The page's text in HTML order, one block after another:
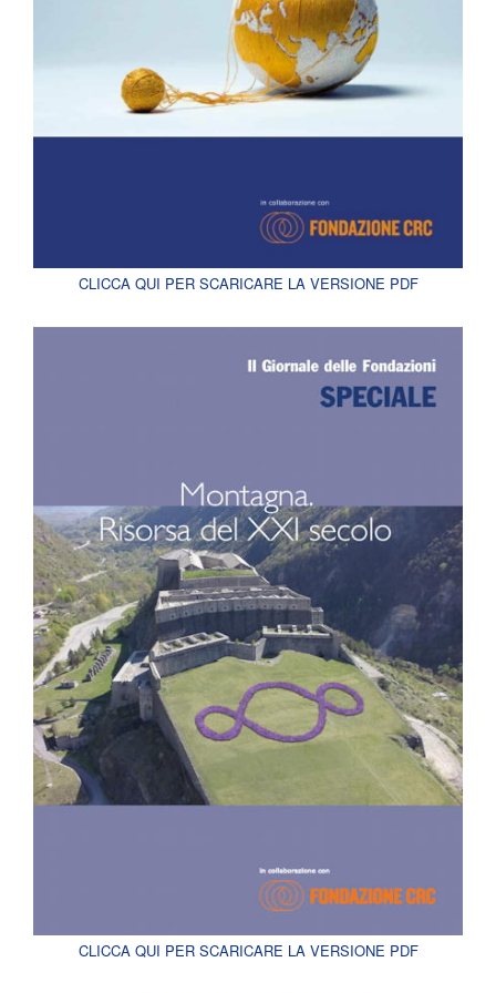
CLICCA QUI PER SCARICARE LA VERSIONE PDF
CLICCA QUI PER SCARICARE LA VERSIONE PDF